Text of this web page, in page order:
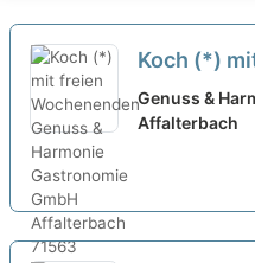
Koch (*)
neu
Genuss &
Affalterbach